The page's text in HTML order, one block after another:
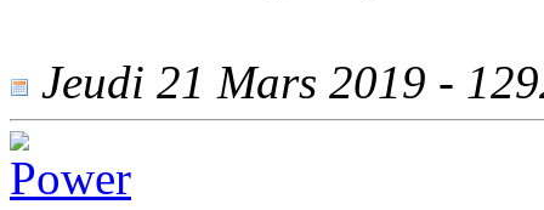
Jeudi 21 Mars 2019 -